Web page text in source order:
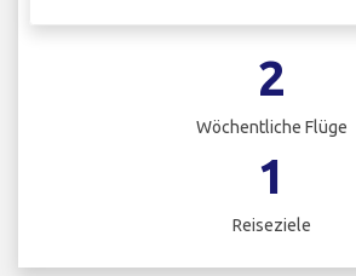
2
Wöchentliche Flüge
1
Reiseziele